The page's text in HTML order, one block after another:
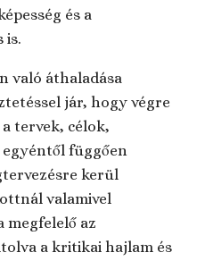
és a
is.
való áthaladása
jár, hogy végre
tervek, célok,
egyéntől függően
kerül
valamivel
megfelelő az
a kritikai hajlam és